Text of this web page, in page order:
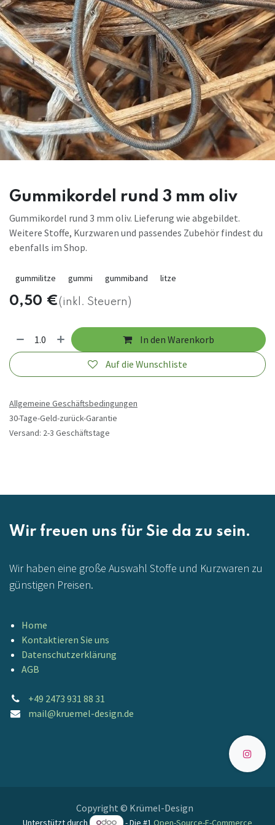
Gummikordel rund 3 mm oliv
Gummikordel rund 3 mm oliv. Lieferung wie abgebildet.
Weitere Stoffe, Kurzwaren und passendes Zubehör findest du
ebenfalls im Shop.
gummilitze gummi gummiband litze
0,50 €(inkl. Steuern)
In den Warenkorb
Auf die Wunschliste
Allgemeine Geschäftsbedingungen
30-Tage-Geld-zurück-Garantie
Versand: 2-3 Geschäftstage
Wir freuen uns für Sie da zu sein.
Wir haben eine große Auswahl Stoffe und Kurzwaren zu
günstigen Preisen.
Home
Kontaktieren Sie uns
Datenschutzerklärung
AGB
+49 2473 931 88 31
mail@kruemel-design.de
Copyright © Krümel-Design
Unterstützt durch - Die #1 Open-Source-E-Commerce